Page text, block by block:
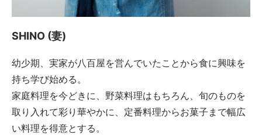
SHINO (妻)
幼少期、実家が八百屋を営んでいたことから食に興味を
持ち学び始める。
家庭料理を今どきに、野菜料理はもちろん、旬のものを
取り入れて彩り華やかに、定番料理からお菓子まで幅広
い料理を得意とする。